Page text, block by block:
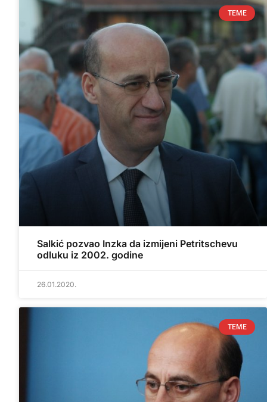
TEME
Salkić pozvao Inzka da izmijeni Petritschevu
odluku iz 2002. godine
26.01.2020.
TEME